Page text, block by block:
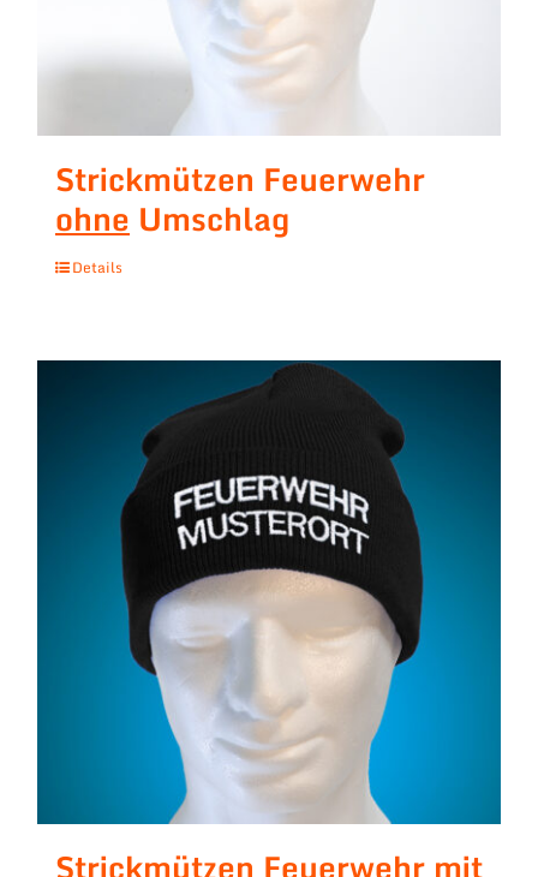
Strickmützen Feuerwehr
ohne Umschlag
Details